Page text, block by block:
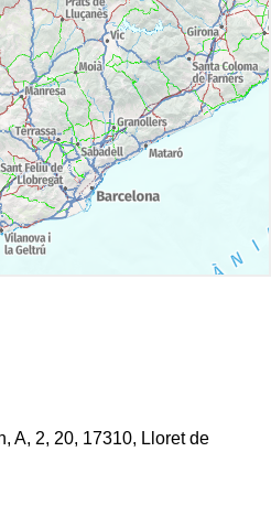
A, 2, 20, 17310, Lloret de